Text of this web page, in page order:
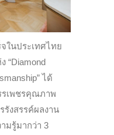
ในประเทศไทย
“Diamond
ได้
รเพชรคุณภาพ
รังสรรค์ผลงาน
มรู้มากว่า 3